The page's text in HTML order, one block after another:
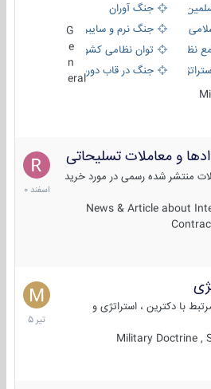
جنگ آوران
جنگ نرم و سایبری
توان نظامی کشورها
جنگ در قاب دوربین
eral
و معاملات تسلیحاتی
منتشر شده رسمی در مورد خرید
News & Article about
7
اسفند
1400
با دکترین ، استراتژی و
Military Doctrine
27
تیر
1405